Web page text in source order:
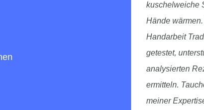
kuschelweiche
Hände
Handarbeit
getestet,
analysierten
ermitteln.
meiner